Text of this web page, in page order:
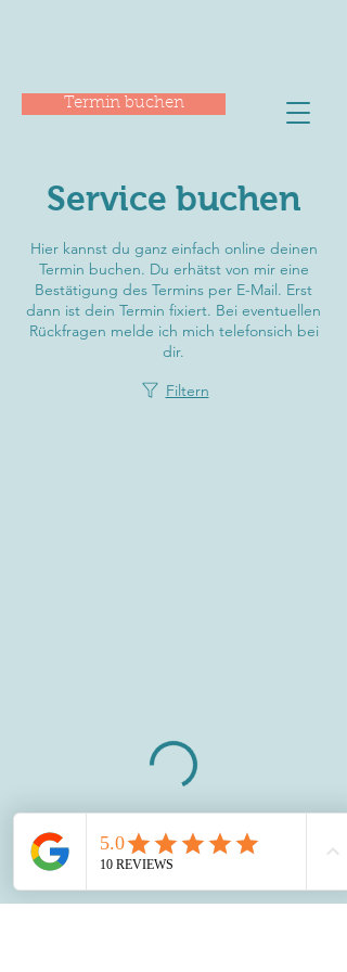
Termin buchen
Service buchen
Hier kannst du ganz einfach online deinen
Termin buchen. Du erhätst von mir eine
Bestätigung des Termins per E-Mail. Erst
dann ist dein Termin fixiert. Bei eventuellen
Rückfragen melde ich mich telefonsich bei
dir.
Filtern